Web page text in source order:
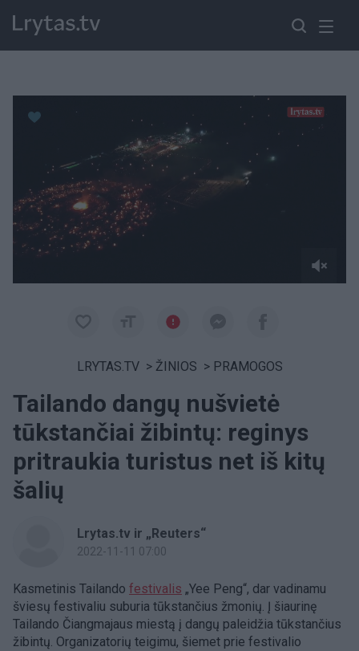
LRYTAS.TV > ŽINIOS > PRAMOGOS
Tailando dangų nušvietė
tūkstančiai žibintų: reginys
pritraukia turistus net iš kitų
šalių
Lrytas.tv ir „Reuters“
2022-11-11 07:00
Kasmetinis Tailando festivalis „Yee Peng“, dar vadinamu
šviesų festivaliu suburia tūkstančius žmonių. Į šiaurinę
Tailando Čiangmajaus miestą į dangų paleidžia tūkstančius
žibintų. Organizatorių teigimu, šiemet prie festivalio